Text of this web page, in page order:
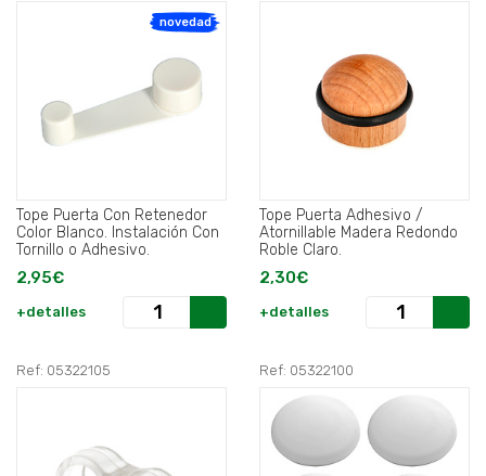
novedad
Tope Puerta Con Retenedor
Color Blanco. Instalación Con
Tornillo o Adhesivo.
2,95€
+detalles
Tope Puerta Adhesivo /
Atornillable Madera Redondo
Roble Claro.
2,30€
+detalles
Ref: 05322105 Ref: 05322100